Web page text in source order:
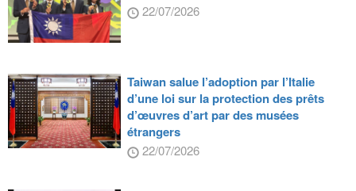
22/07/2026
Taiwan salue l’adoption par l’Italie
d’une loi sur la protection des prêts
d’œuvres d’art par des musées
étrangers
22/07/2026